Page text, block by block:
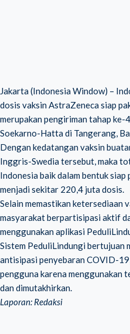
Jakarta (Indonesia Window) –
dosis vaksin AstraZeneca siap
merupakan pengiriman tahap
Soekarno-Hatta di Tangerang,
Dengan kedatangan vaksin
Inggris-Swedia tersebut, maka
Indonesia baik dalam bentuk siap
menjadi sekitar 220,4 juta dosis.
Selain memastikan ketersediaan
masyarakat berpartisipasi aktif
menggunakan aplikasi
Sistem PeduliLindungi bertujuan
antisipasi penyebaran COVID-
pengguna karena menggunakan
dan dimutakhirkan.
Laporan: Redaksi